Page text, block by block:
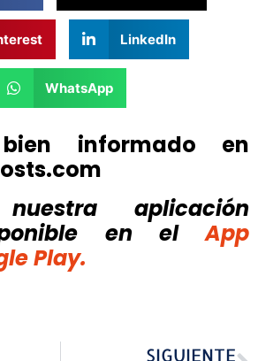
LinkedIn
WhatsApp
informado en
aplicación
en el
App
Play.
SIGUIENTE